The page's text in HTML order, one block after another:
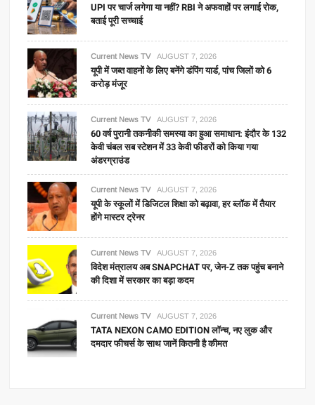
UPI पर चार्ज लगेगा या नहीं? RBI ने अफवाहों पर लगाई रोक,
बताई पूरी सच्चाई
Current News TV AUGUST 7, 2026
यूपी में जब्त वाहनों के लिए बनेंगे डंपिंग यार्ड, पांच जिलों को 6
करोड़ मंजूर
Current News TV AUGUST 7, 2026
60 वर्ष पुरानी तकनीकी समस्या का हुआ समाधान: इंदौर के 132
केवी चंबल सब स्टेशन में 33 केवी फीडरों को किया गया
अंडरग्राउंड
Current News TV AUGUST 7, 2026
यूपी के स्कूलों में डिजिटल शिक्षा को बढ़ावा, हर ब्लॉक में तैयार
होंगे मास्टर ट्रेनर
Current News TV AUGUST 7, 2026
विदेश मंत्रालय अब SNAPCHAT पर, जेन-Z तक पहुंच बनाने
की दिशा में सरकार का बड़ा कदम
Current News TV AUGUST 7, 2026
TATA NEXON CAMO EDITION लॉन्च, नए लुक और
दमदार फीचर्स के साथ जानें कितनी है कीमत